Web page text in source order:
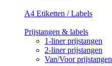
A4 Etiketten / Labels
Prijstangen & labels
1-liner prijstangen
2-liner prijstangen
Van/Voor prijstangen